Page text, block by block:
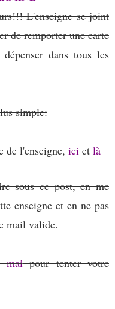
L'enseigne se joint
de remporter une carte
dans tous les
simple:
de l'enseigne,ici etlà
sous ce post, en me
enseigne et en ne pas
mail valide.
maipour tenter votre